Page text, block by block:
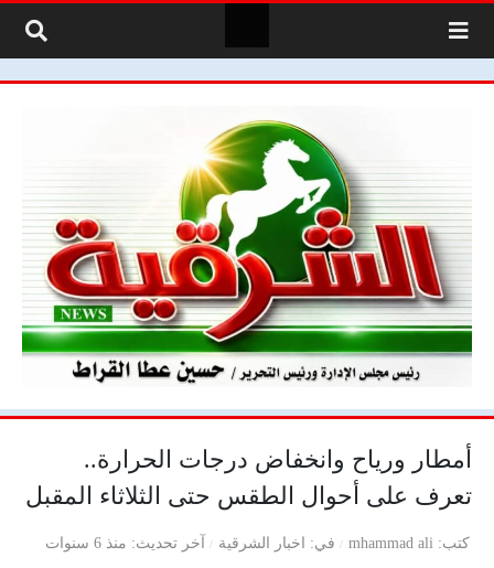
أمطار ورياح وانخفاض درجات الحرارة..
تعرف على أحوال الطقس حتى الثلاثاء المقبل
كتب mhammad ali في اخبار الشرقية آخر تحديث منذ 6 سنوات